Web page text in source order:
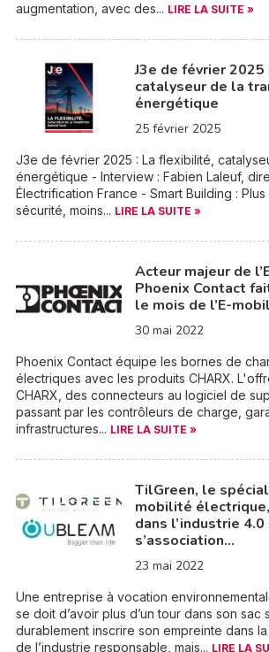
augmentation, avec des... LIRE LA SUITE »
J3e de février
catalyseur de la
énergétique
25 février 2025
J3e de février 2025 : La flexibilité,
énergétique - Interview : Fabien Laleuf,
Électrification France - Smart Building :
sécurité, moins... LIRE LA SUITE »
Acteur majeur de
Phoenix Contact
le mois de l’E-
30 mai 2022
Phoenix Contact équipe les bornes de
électriques avec les produits CHARX.
CHARX, des connecteurs au logiciel de
passant par les contrôleurs de charge,
infrastructures... LIRE LA SUITE »
TilGreen, le
mobilité
dans l’industrie 4.0
s’association…
23 mai 2022
Une entreprise à vocation
se doit d’avoir plus d’un tour dans son sac
durablement inscrire son empreinte dans
de l’industrie responsable, mais... LIRE LA